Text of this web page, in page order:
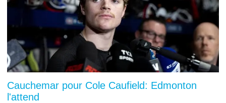
Cauchemar pour Cole Caufield: Edmonton
l'attend